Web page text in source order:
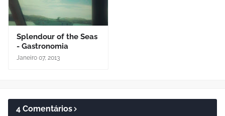
Splendour of the Seas
- Gastronomia
Janeiro 07, 2013
4 Comentários